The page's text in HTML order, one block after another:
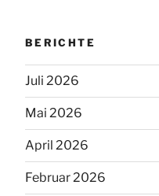
BERICHTE
Juli 2026
Mai 2026
April 2026
Februar 2026